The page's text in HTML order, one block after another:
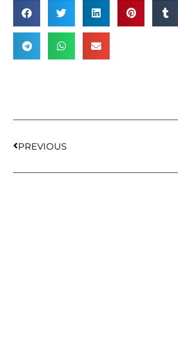
PREVIOUS